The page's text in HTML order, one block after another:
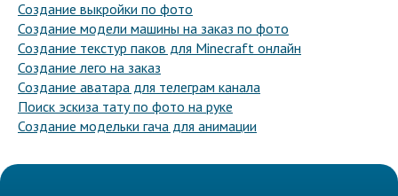
Создание выкройки по фото
Создание модели машины на заказ по фото
Создание текстур паков для Minecraft онлайн
Создание лего на заказ
Создание аватара для телеграм канала
Поиск эскиза тату по фото на руке
Создание модельки гача для анимации